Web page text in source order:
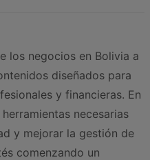
los negocios en Bolivia a
diseñados para
y financieras. En
necesarias
y mejorar la gestión de
comenzando un